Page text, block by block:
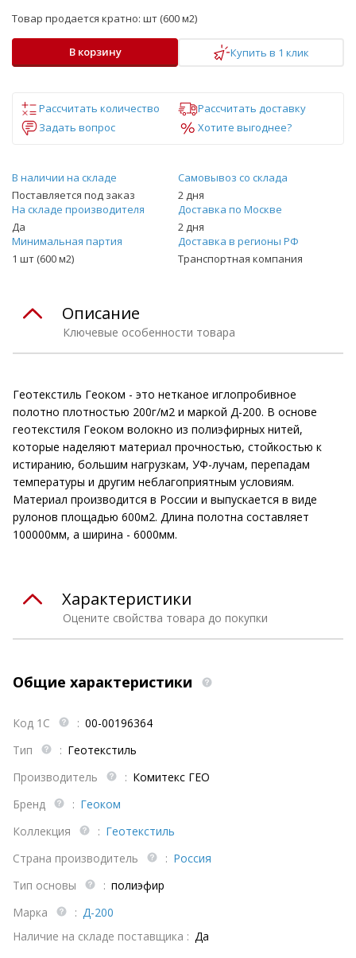
Товар продается кратно: шт (600 м2)
В корзину Купить в 1 клик
Рассчитать количество
Рассчитать доставку
Задать вопрос
Хотите выгоднее?
В наличии на складе
Поставляется под заказ
Самовывоз со склада
2 дня
На складе производителя
Да
Доставка по Москве
2 дня
Минимальная партия
1 шт (600 м2)
Доставка в регионы РФ
Транспортная компания
Ключевые особенности товара
Описание
Геотекстиль Геоком - это нетканое иглопробивное
полотно плотностью 200г/м2 и маркой Д-200. В основе
геотекстиля Геоком волокно из полиэфирных нитей,
которые наделяют материал прочностью, стойкостью к
истиранию, большим нагрузкам, УФ-лучам, перепадам
температуры и другим неблагоприятным условиям.
Материал производится в России и выпускается в виде
рулонов площадью 600м2. Длина полотна составляет
100000мм, а ширина - 6000мм.
Оцените свойства товара до покупки
Характеристики
Общие характеристики
Код 1С : 00-00196364
Тип
: Геотекстиль
Производитель
: Комитекс ГЕО
Бренд
: Геоком
Коллекция
: Геотекстиль
Страна производитель
: Россия
Тип основы
: полиэфир
Марка
: Д-200
Наличие на складе поставщика : Да